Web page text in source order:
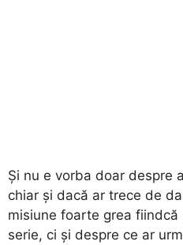
Și nu e vorba doar despre
chiar și dacă ar trece de
misiune foarte grea fiindcă
serie, ci și despre ce ar